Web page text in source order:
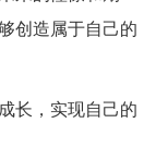
创造属于自己的
长，实现自己的